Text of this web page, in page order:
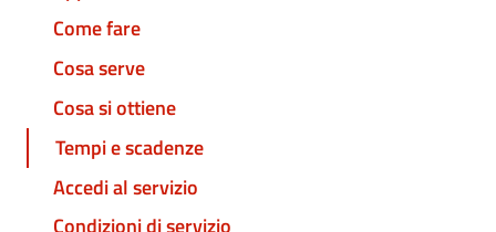
Come fare
Cosa serve
Cosa si ottiene
Tempi e scadenze
Accedi al servizio